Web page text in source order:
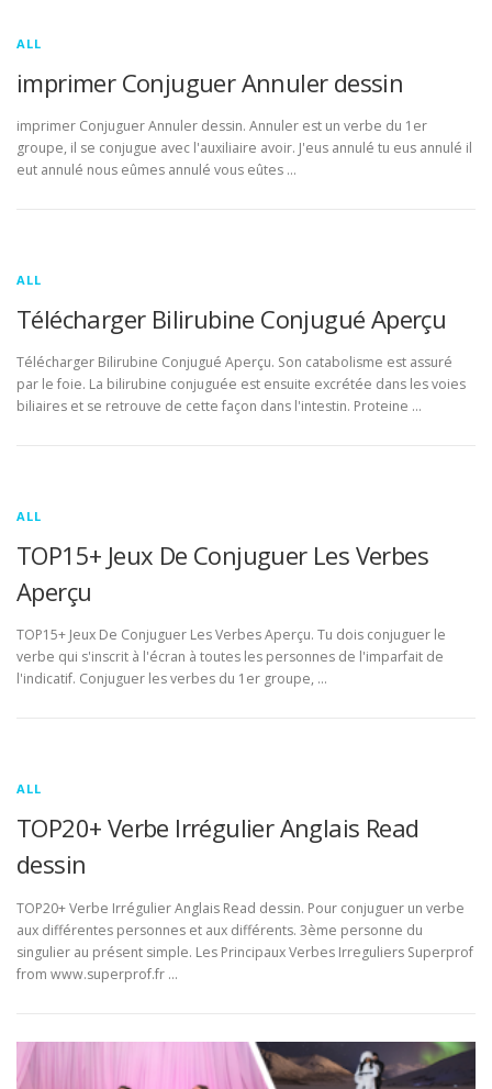
ALL
imprimer Conjuguer Annuler dessin
imprimer Conjuguer Annuler dessin. Annuler est un verbe du 1er
groupe, il se conjugue avec l'auxiliaire avoir. J'eus annulé tu eus annulé il
eut annulé nous eûmes annulé vous eûtes …
ALL
Télécharger Bilirubine Conjugué Aperçu
Télécharger Bilirubine Conjugué Aperçu. Son catabolisme est assuré
par le foie. La bilirubine conjuguée est ensuite excrétée dans les voies
biliaires et se retrouve de cette façon dans l'intestin. Proteine …
ALL
TOP15+ Jeux De Conjuguer Les Verbes
Aperçu
TOP15+ Jeux De Conjuguer Les Verbes Aperçu. Tu dois conjuguer le
verbe qui s'inscrit à l'écran à toutes les personnes de l'imparfait de
l'indicatif. Conjuguer les verbes du 1er groupe, …
ALL
TOP20+ Verbe Irrégulier Anglais Read
dessin
TOP20+ Verbe Irrégulier Anglais Read dessin. Pour conjuguer un verbe
aux différentes personnes et aux différents. 3ème personne du
singulier au présent simple. Les Principaux Verbes Irreguliers Superprof
from www.superprof.fr …